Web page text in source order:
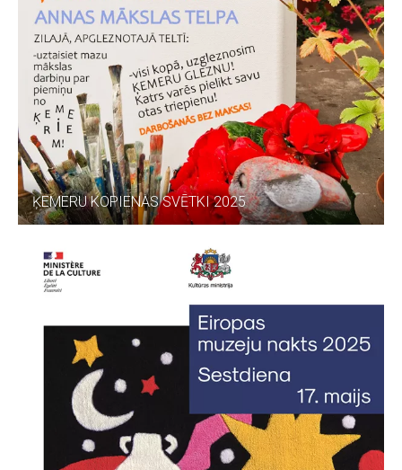
ĶEMERU KOPIENAS SVĒTKI 2025